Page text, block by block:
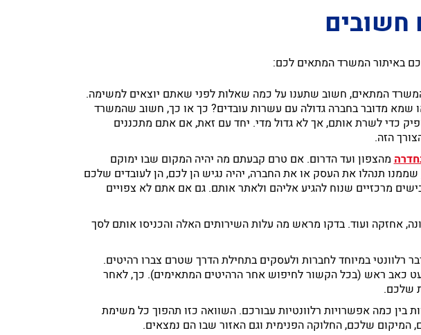
חשובים
המתאים, חשוב שתענו על כמה שאלות לפני שאתם יוצאים למשימה.
מדובר בחברה גדולה עם עשרות עובדים? כך או כך, חשוב שהמשרד
כדי לשרת אותם, אך לא גדול מדי. יחד עם זאת, אם אתם מתכננים
הזה.
מהצפון ועד הדרום. אם טרם קבעתם מה יהיה המקום שבו ימוקם
תנהלו את העסק או את החברה, יהיה נגיש הן לכם, הן לעובדים שלכם
מרכזיים שנוח להגיע אליהם ולאתר אותם. גם אם אתם לא צפויים
אחזקה ועוד. בדקו מראש מה עלות השירותים האלה והכניסו אותם לסך
במיוחד לחברות ולעסקים בתחילת הדרך שטרם צברו רהיטים.
כאב ראש (בכל הקשור לחיפוש אחר הרהיטים המתאימים). כך, לאחר
שלכם.
כמה אפשרויות רלוונטיות עבורכם. השוואה כזו תהפוך כל משימת
שלכם, החלוקה הפנימית וגם האזור שבו הם נמצאים.